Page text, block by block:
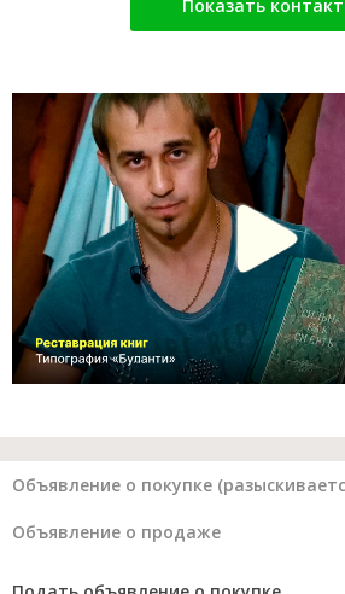
Показать
Объявление о покупке
Объявление о продаже